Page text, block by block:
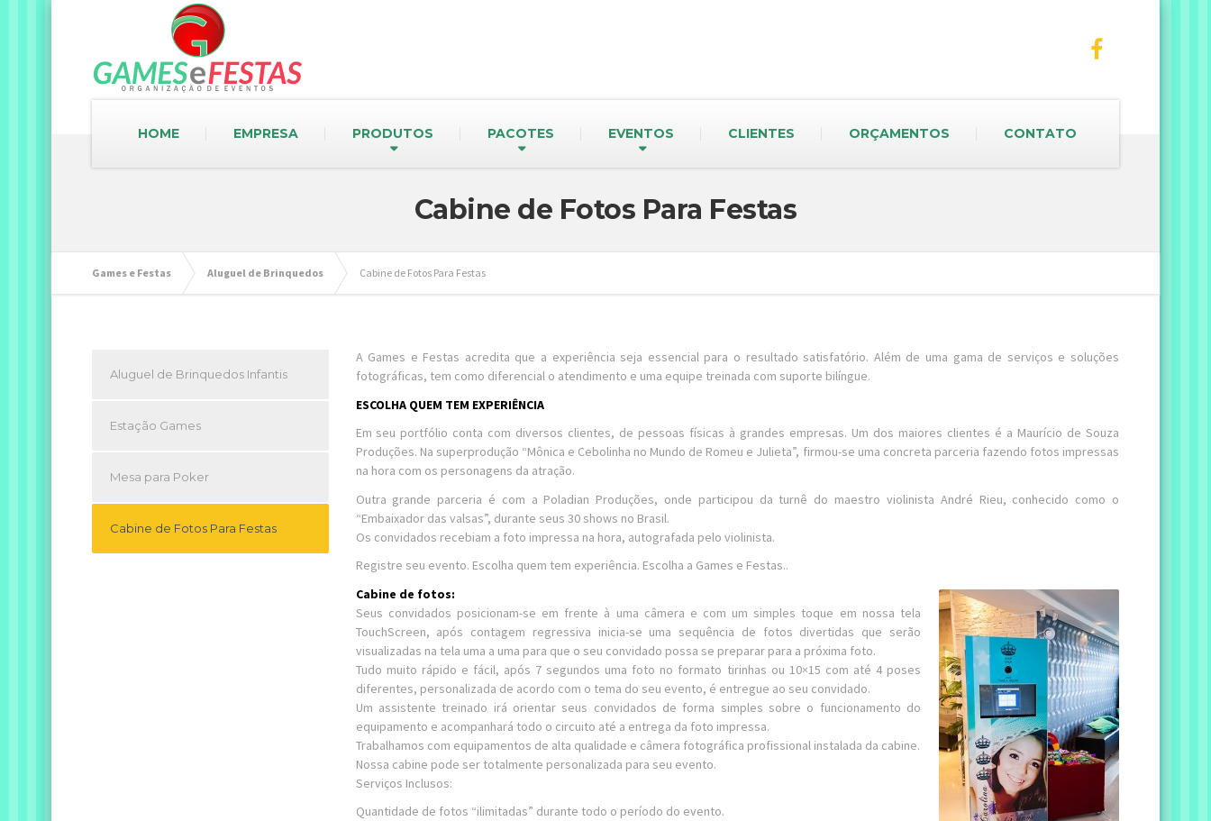
HOME EMPRESA PRODUTOS PACOTES EVENTOS CLIENTES ORÇAMENTOS CONTATO
Cabine de Fotos Para Festas
Games e Festas Aluguel de Brinquedos Cabine de Fotos Para Festas
A Games e Festas acredita que a experiência seja essencial para o resultado satisfatório. Além de uma gama de serviços e soluções
fotográficas, tem como diferencial o atendimento e uma equipe treinada com suporte bilíngue.
ESCOLHA QUEM TEM EXPERIÊNCIA
Em seu portfólio conta com diversos clientes, de pessoas físicas à grandes empresas. Um dos maiores clientes é a Maurício de Souza
Produções. Na superprodução “Mônica e Cebolinha no Mundo de Romeu e Julieta”, firmou-se uma concreta parceria fazendo fotos impressas
na hora com os personagens da atração.
Outra grande parceria é com a Poladian Produções, onde participou da turnê do maestro violinista André Rieu, conhecido como o
“Embaixador das valsas”, durante seus 30 shows no Brasil.
Os convidados recebiam a foto impressa na hora, autografada pelo violinista.
Registre seu evento. Escolha quem tem experiência. Escolha a Games e Festas..
Cabine de fotos:
Seus convidados posicionam-se em frente à uma câmera e com um simples toque em nossa tela
TouchScreen, após contagem regressiva inicia-se uma sequência de fotos divertidas que serão
visualizadas na tela uma a uma para que o seu convidado possa se preparar para a próxima foto.
Tudo muito rápido e fácil, após 7 segundos uma foto no formato tirinhas ou 10×15 com até 4 poses
diferentes, personalizada de acordo com o tema do seu evento, é entregue ao seu convidado.
Um assistente treinado irá orientar seus convidados de forma simples sobre o funcionamento do
equipamento e acompanhará todo o circuito até a entrega da foto impressa.
Trabalhamos com equipamentos de alta qualidade e câmera fotográfica profissional instalada da cabine.
Nossa cabine pode ser totalmente personalizada para seu evento.
Serviços Inclusos:
Quantidade de fotos “ilimitadas” durante todo o período do evento.
Aluguel de Brinquedos Infantis
Estação Games
Mesa para Poker
Cabine de Fotos Para Festas